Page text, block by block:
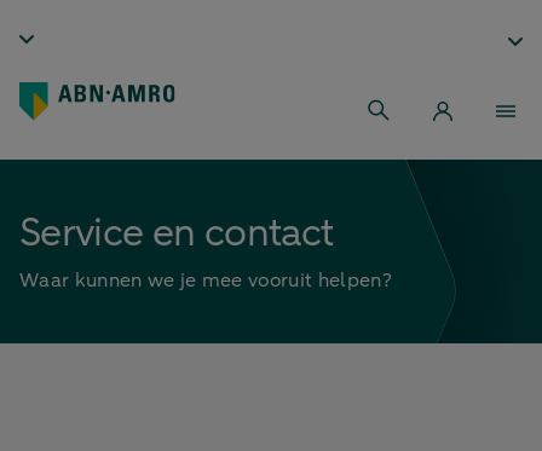
Service en contact
Waar kunnen we je mee vooruit helpen?